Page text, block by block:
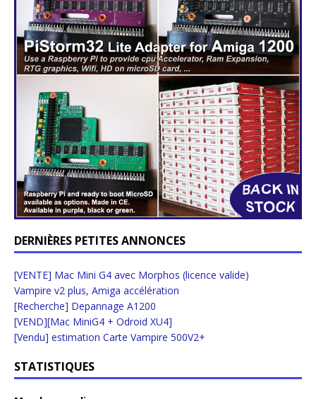
DERNIÈRES PETITES ANNONCES
[VENTE] Mac Mini G4 avec Morphos (licence valide)
Vampire v2 plus, Amiga accélération
[Recherche] Depannage A1200
[VEND][Mac MiniG4 + Odroid XU4]
[Vendu] estimation Carte Vampire 500V2+
STATISTIQUES